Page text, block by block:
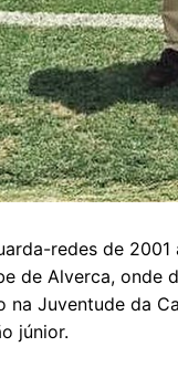
redes de
de Alverca, onde
na Juventude da
júnior.